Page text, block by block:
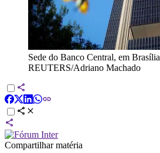
Sede do Banco Central, em Brasília
REUTERS/Adriano Machado
Compartilhar matéria